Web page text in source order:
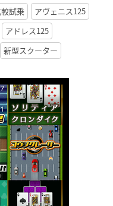
試乗
アヴェニス125
アドレス125
新型スクーター